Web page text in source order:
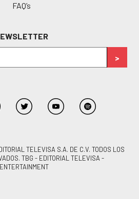
FAQ’s
TELEVISA S.A. DE C.V. TODOS LOS
TBG - EDITORIAL TELEVISA -
ENTERTAINMENT